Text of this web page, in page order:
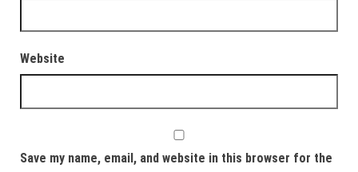
Website
Save my name, email, and website in this browser for the